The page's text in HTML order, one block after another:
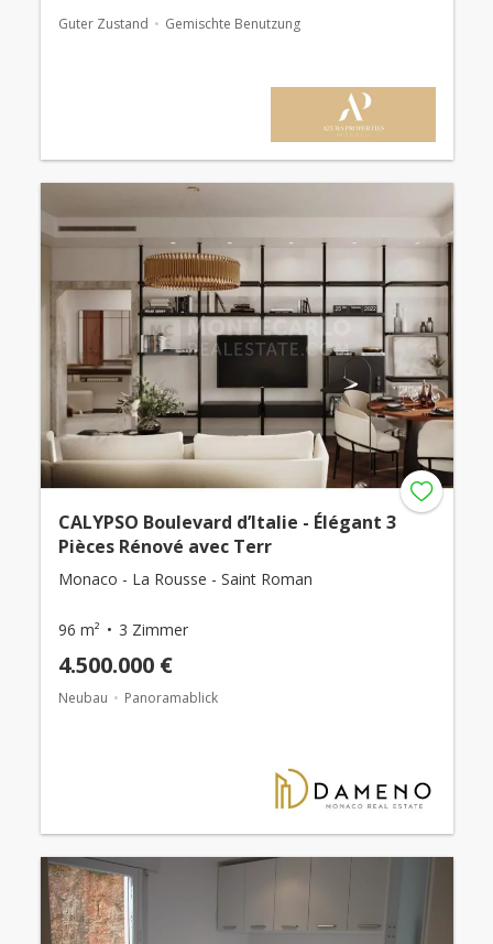
Guter Zustand Gemischte Benutzung
CALYPSO Boulevard d’Italie - Élégant 3
Pièces Rénové avec Terr
Monaco - La Rousse - Saint Roman
96 m² 3 Zimmer
4.500.000 €
Neubau Panoramablick